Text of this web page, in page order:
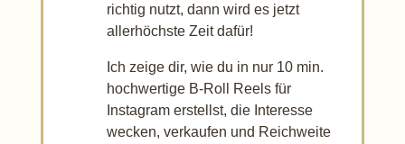
richtig nutzt, dann wird es jetzt
allerhöchste Zeit dafür!
Ich zeige dir, wie du in nur 10 min.
hochwertige B-Roll Reels für
Instagram erstellst, die Interesse
wecken, verkaufen und Reichweite